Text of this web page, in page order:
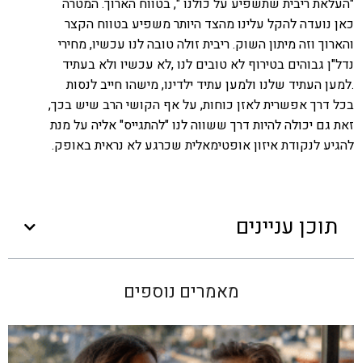
"העלאת ריבית שתשפיע על כולנו ", בטווח הארוך. המטרה
כאן נועדה להקל עלינו מהצד היותר משפיע בטווח הקצר
והארוך וזה מיתון השוק. ריבית זולה טובה לנו עכשיו, מחירי
נדל"ן גבוהים בטירוף לא טובים לנו ,לא עכשיו ולא בעתיד
.למען העתיד שלנו ולמען עתיד ילדינו, מישהו חייב לנסות
בכל דרך אפשרית לאזן כוחות, על אף הקושי הרב שיש בכך,
זאת גם יכולה להיות דרך ששווה לנו "להתגייס" אליה על מנת
להגיע לנקודת איזון אופטימאלית שכרגע לא נראית באופק.
תוכן עניינים
מאמרים נוספים